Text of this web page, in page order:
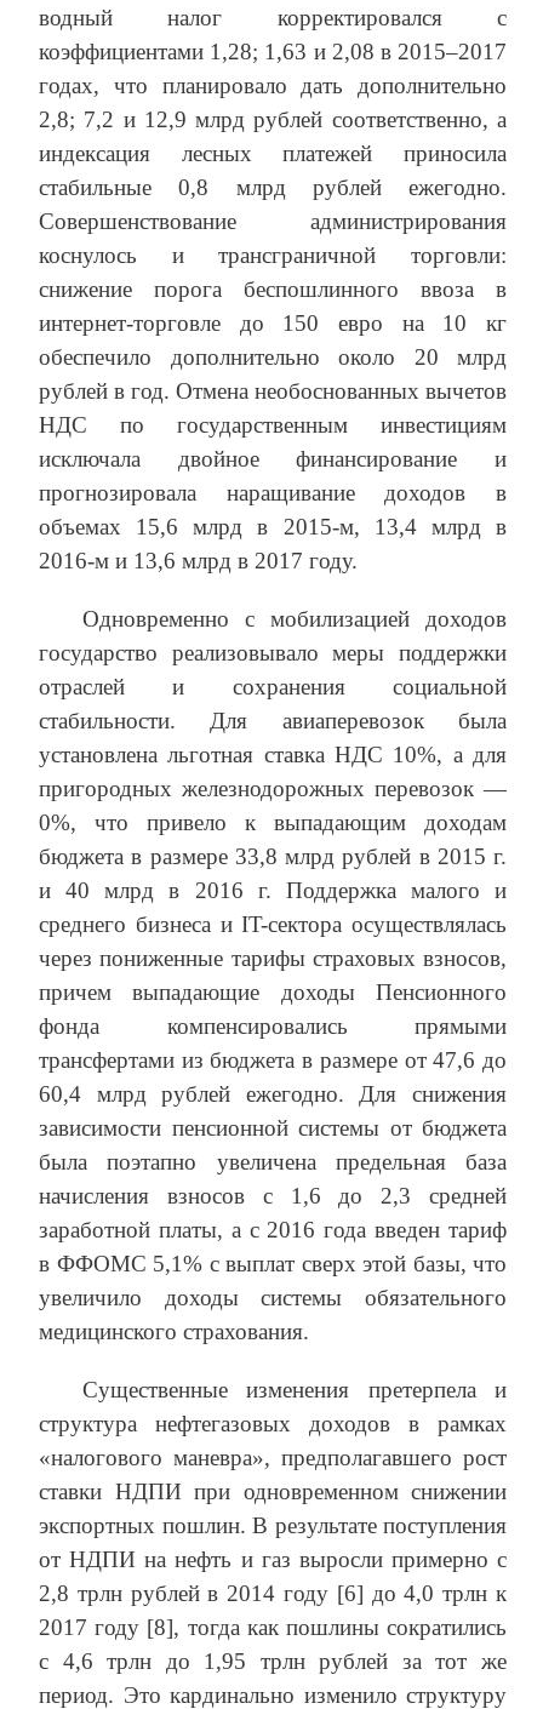
водный налог корректировался с
коэффициентами 1,28; 1,63 и 2,08 в 2015–2017
годах, что планировало дать дополнительно
2,8; 7,2 и 12,9 млрд рублей соответственно, а
индексация лесных платежей приносила
стабильные 0,8 млрд рублей ежегодно.
Совершенствование администрирования
коснулось и трансграничной торговли:
снижение порога беспошлинного ввоза в
интернет-торговле до 150 евро на 10 кг
обеспечило дополнительно около 20 млрд
рублей в год. Отмена необоснованных вычетов
НДС по государственным инвестициям
исключала двойное финансирование и
прогнозировала наращивание доходов в
объемах 15,6 млрд в 2015-м, 13,4 млрд в
2016-м и 13,6 млрд в 2017 году.
Одновременно с мобилизацией доходов
государство реализовывало меры поддержки
отраслей и сохранения социальной
стабильности. Для авиаперевозок была
установлена льготная ставка НДС 10%, а для
пригородных железнодорожных перевозок —
0%, что привело к выпадающим доходам
бюджета в размере 33,8 млрд рублей в 2015 г.
и 40 млрд в 2016 г. Поддержка малого и
среднего бизнеса и IT-сектора осуществлялась
через пониженные тарифы страховых взносов,
причем выпадающие доходы Пенсионного
фонда компенсировались прямыми
трансфертами из бюджета в размере от 47,6 до
60,4 млрд рублей ежегодно. Для снижения
зависимости пенсионной системы от бюджета
была поэтапно увеличена предельная база
начисления взносов с 1,6 до 2,3 средней
заработной платы, а с 2016 года введен тариф
в ФФОМС 5,1% с выплат сверх этой базы, что
увеличило доходы системы обязательного
медицинского страхования.
Существенные изменения претерпела и
структура нефтегазовых доходов в рамках
«налогового маневра», предполагавшего рост
ставки НДПИ при одновременном снижении
экспортных пошлин. В результате поступления
от НДПИ на нефть и газ выросли примерно с
2,8 трлн рублей в 2014 году [6] до 4,0 трлн к
2017 году [8], тогда как пошлины сократились
с 4,6 трлн до 1,95 трлн рублей за тот же
период. Это кардинально изменило структуру